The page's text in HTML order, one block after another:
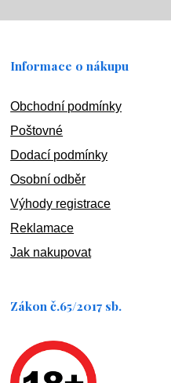
Informace o nákupu
Obchodní podmínky
Poštovné
Dodací podmínky
Osobní odběr
Výhody registrace
Reklamace
Jak nakupovat
Zákon č.65/2017 sb.